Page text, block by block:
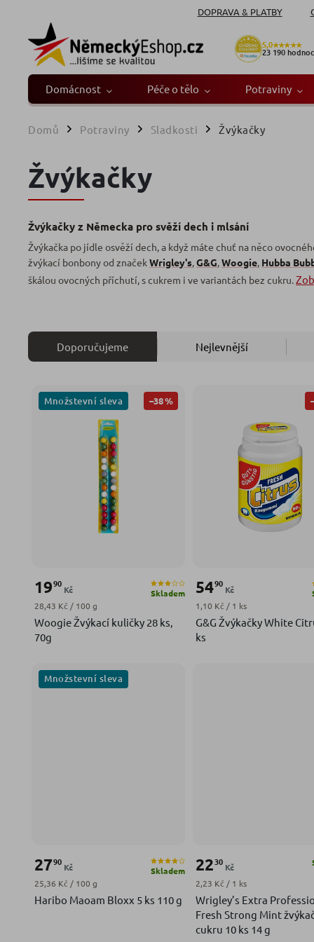
DOPRAVA & PLATBY
5,0★★★★★
23 190
Domácnost Péče o tělo Potraviny
Domů / Potraviny / Sladkosti / Žvýkačky
Žvýkačky
Žvýkačky z Německa pro svěží dech i mlsání
Žvýkačka po jídle osvěží dech, a když máte chuť na něco
žvýkací bonbony od značekWrigley's,G&G,Woogie, Hubba
škálou ovocných příchutí, s cukrem i ve variantách bez cukru.
Doporučujeme Nejlevnější
Množstevní sleva –38 %
Woogie Žvýkací kuličky 28 ks,
70g
Skladem
1990
Kč
Měrná cena:
28,43 Kč / 100 g
G&G Žvýkačky White
ks
5490
Kč
Měrná cena:
1,10 Kč / 1 ks
Množstevní sleva
Haribo Maoam Bloxx 5 ks 110 g
Skladem
2790
Kč
Měrná cena:
25,36 Kč / 100 g
Wrigley’s Extra
Fresh Strong Mint
cukru 10 ks 14 g
2230
Kč
Měrná cena:
2,23 Kč / 1 ks